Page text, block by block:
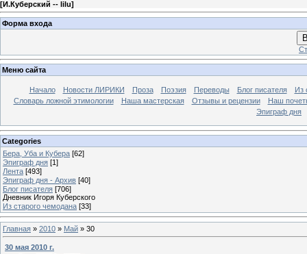
[И.Куберский -- lilu]
Форма входа
Меню сайта
Начало Новости ЛИРИКИ Проза Поэзия Переводы Блог писателя
Из
Словарь ложной этимологии
Наша мастерская Отзывы и рецензии
Наш
Эпиграф дня
Categories
Бера, Уба и Кубера [62]
Эпиграф дня [1]
Лента [493]
Эпиграф дня - Архив [40]
Блог писателя [706]
Дневник Игоря Куберского
Из старого чемодана [33]
Главная » 2010 » Май » 30
30 мая 2010 г.